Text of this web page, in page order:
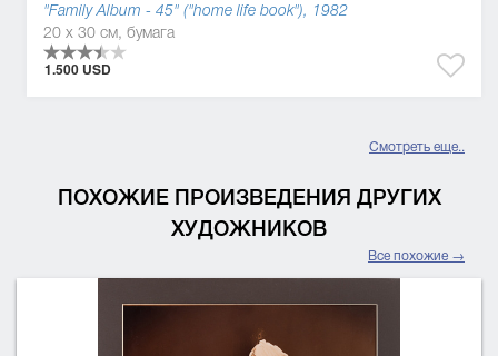
"Family Album - 45" ("home life book"), 1982
20 x 30 см, бумага
1.500 USD
Смотреть еще..
ПОХОЖИЕ ПРОИЗВЕДЕНИЯ ДРУГИХ
ХУДОЖНИКОВ
Все похожие →